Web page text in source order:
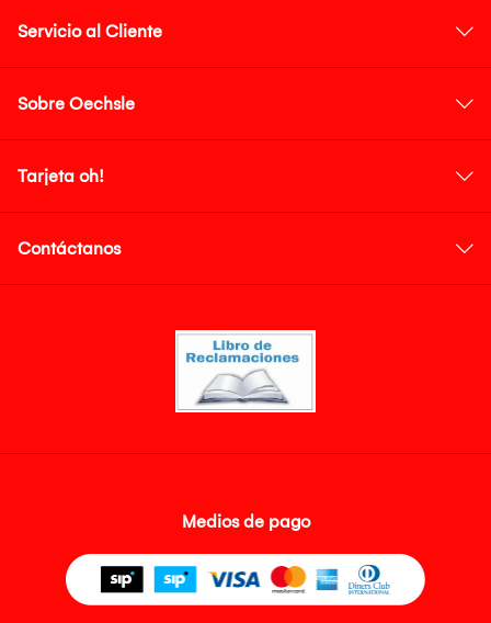
Servicio al Cliente
Sobre Oechsle
Tarjeta oh!
Contáctanos
Medios de pago